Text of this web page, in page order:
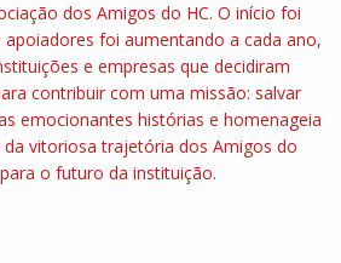
dos Amigos do HC. O início foi
foi aumentando a cada ano,
e empresas que decidiram
contribuir com uma missão: salvar
emocionantes histórias e homenageia
vitoriosa trajetória dos Amigos do
o futuro da instituição.